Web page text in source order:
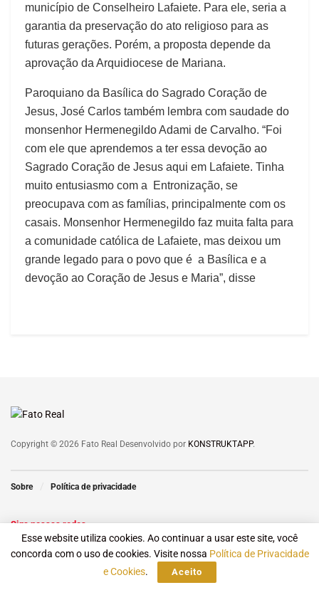
município de Conselheiro Lafaiete. Para ele, seria a
garantia da preservação do ato religioso para as
futuras gerações. Porém, a proposta depende da
aprovação da Arquidiocese de Mariana.
Paroquiano da Basílica do Sagrado Coração de
Jesus, José Carlos também lembra com saudade do
monsenhor Hermenegildo Adami de Carvalho. “Foi
com ele que aprendemos a ter essa devoção ao
Sagrado Coração de Jesus aqui em Lafaiete. Tinha
muito entusiasmo com a Entronização, se
preocupava com as famílias, principalmente com os
casais. Monsenhor Hermenegildo faz muita falta para
a comunidade católica de Lafaiete, mas deixou um
grande legado para o povo que é a Basílica e a
devoção ao Coração de Jesus e Maria”, disse
Copyright © 2026 Fato Real Desenvolvido por KONSTRUKTAPP.
Sobre Política de privacidade
Siga nossas redes
Esse website utiliza cookies. Ao continuar a usar este site, você
concorda com o uso de cookies. Visite nossa Política de Privacidade
e Cookies. Aceito